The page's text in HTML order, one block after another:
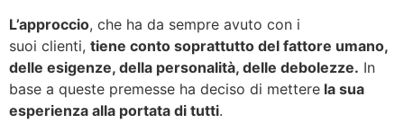
L’approccio, che ha da sempre avuto con i
suoi clienti, tiene conto soprattutto del fattore umano,
delle esigenze, della personalità, delle debolezze. In
base a queste premesse ha deciso di mettere la sua
esperienza alla portata di tutti.